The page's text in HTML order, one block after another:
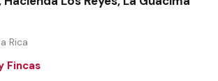
Rica
Fincas